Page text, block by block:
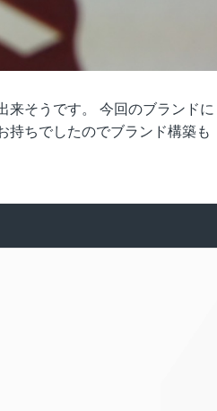
来そうです。 今回のブランドに
持ちでしたのでブランド構築も